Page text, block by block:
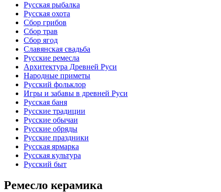
Русская рыбалка
Русская охота
Сбор грибов
Сбор трав
Сбор ягод
Славянская свадьба
Русские ремесла
Архитектура Древней Руси
Народные приметы
Русский фольклор
Игры и забавы в древней Руси
Русская баня
Русские традиции
Русские обычаи
Русские обряды
Русские праздники
Русская ярмарка
Русская культура
Русский быт
Ремесло керамика